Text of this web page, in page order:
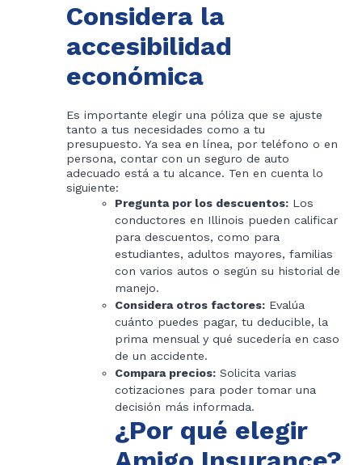
Considera la
accesibilidad
económica
Es importante elegir una póliza que se ajuste
tanto a tus necesidades como a tu
presupuesto. Ya sea en línea, por teléfono o en
persona, contar con un seguro de auto
adecuado está a tu alcance. Ten en cuenta lo
siguiente:
Pregunta por los descuentos: Los
conductores en Illinois pueden calificar
para descuentos, como para
estudiantes, adultos mayores, familias
con varios autos o según su historial de
manejo.
Considera otros factores: Evalúa
cuánto puedes pagar, tu deducible, la
prima mensual y qué sucedería en caso
de un accidente.
Compara precios: Solicita varias
cotizaciones para poder tomar una
decisión más informada.
¿Por qué elegir